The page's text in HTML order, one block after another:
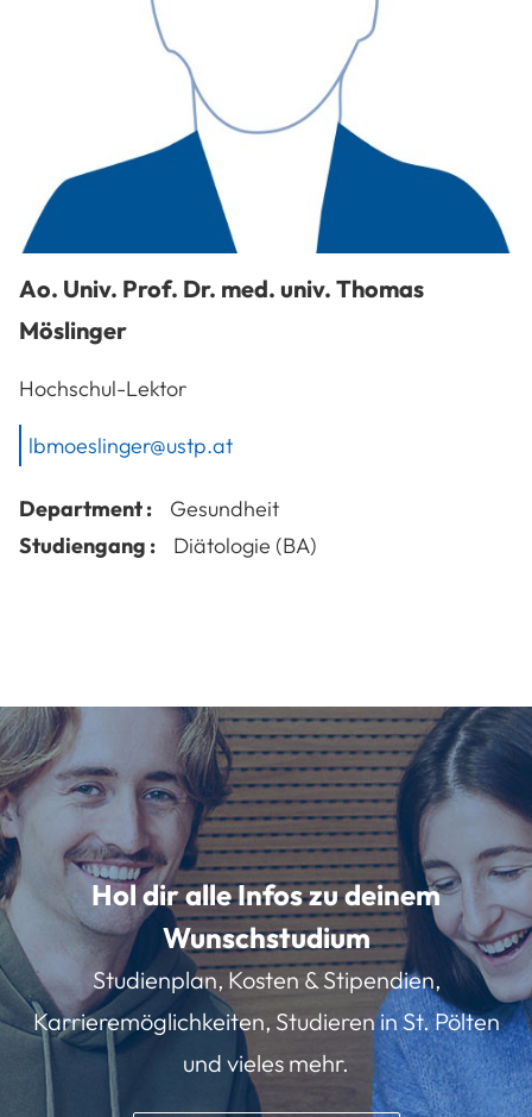
Ao. Univ. Prof. Dr. med. univ. Thomas
Möslinger
Hochschul-Lektor
lbmoeslinger@ustp.at
Department :
Gesundheit
Studiengang :
Diätologie (BA)
Hol dir alle Infos zu deinem
Wunschstudium
Studienplan, Kosten & Stipendien,
Karrieremöglichkeiten, Studieren in St. Pölten
und vieles mehr.